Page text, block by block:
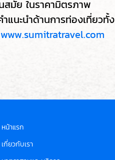
สมัย ในราคามิตรภาพ
นำด้านการท่องเที่ยวทั้ง
www.sumitratravel.com
หน้าแรก
เกี่ยวกับเรา